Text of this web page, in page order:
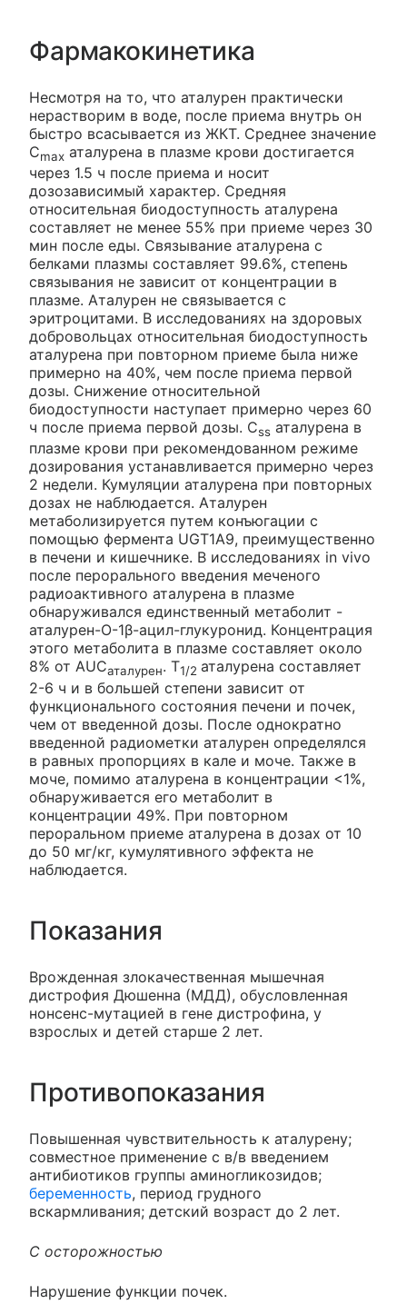
Фармакокинетика
Несмотря на то, что аталурен практически
нерастворим в воде, после приема внутрь он
быстро всасывается из ЖКТ. Среднее значение
Cmax аталурена в плазме крови достигается
через 1.5 ч после приема и носит
дозозависимый характер. Средняя
относительная биодоступность аталурена
составляет не менее 55% при приеме через 30
мин после еды. Связывание аталурена с
белками плазмы составляет 99.6%, степень
связывания не зависит от концентрации в
плазме. Аталурен не связывается с
эритроцитами. В исследованиях на здоровых
добровольцах относительная биодоступность
аталурена при повторном приеме была ниже
примерно на 40%, чем после приема первой
дозы. Снижение относительной
биодоступности наступает примерно через 60
ч после приема первой дозы. Css аталурена в
плазме крови при рекомендованном режиме
дозирования устанавливается примерно через
2 недели. Кумуляции аталурена при повторных
дозах не наблюдается. Аталурен
метаболизируется путем конъюгации с
помощью фермента UGT1A9, преимущественно
в печени и кишечнике. В исследованиях in vivo
после перорального введения меченого
радиоактивного аталурена в плазме
обнаруживался единственный метаболит -
аталурен-O-1β-ацил-глукуронид. Концентрация
этого метаболита в плазме составляет около
8% от AUCаталурен. T1/2 аталурена составляет
2-6 ч и в большей степени зависит от
функционального состояния печени и почек,
чем от введенной дозы. После однократно
введенной радиометки аталурен определялся
в равных пропорциях в кале и моче. Также в
моче, помимо аталурена в концентрации <1%,
обнаруживается его метаболит в
концентрации 49%. При повторном
пероральном приеме аталурена в дозах от 10
до 50 мг/кг, кумулятивного эффекта не
наблюдается.
Показания
Врожденная злокачественная мышечная
дистрофия Дюшенна (МДД), обусловленная
нонсенс-мутацией в гене дистрофина, у
взрослых и детей старше 2 лет.
Противопоказания
Повышенная чувствительность к аталурену;
совместное применение с в/в введением
антибиотиков группы аминогликозидов;
беременность, период грудного
вскармливания; детский возраст до 2 лет.
С осторожностью
Нарушение функции почек.